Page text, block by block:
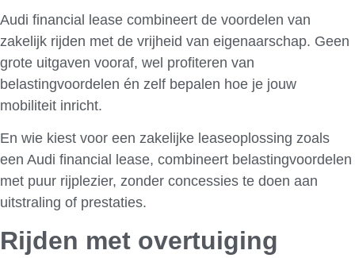
Audi financial lease combineert de voordelen van
zakelijk rijden met de vrijheid van eigenaarschap. Geen
grote uitgaven vooraf, wel profiteren van
belastingvoordelen én zelf bepalen hoe je jouw
mobiliteit inricht.
En wie kiest voor een zakelijke leaseoplossing zoals
een Audi financial lease, combineert belastingvoordelen
met puur rijplezier, zonder concessies te doen aan
uitstraling of prestaties.
Rijden met overtuiging